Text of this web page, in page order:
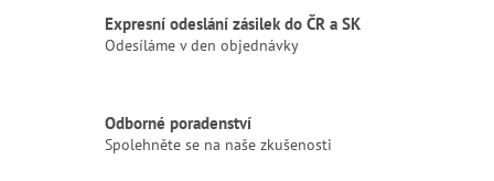
Expresní odeslání zásilek do ČR a SK
Odesíláme v den objednávky
Odborné poradenství
Spolehněte se na naše zkušenosti